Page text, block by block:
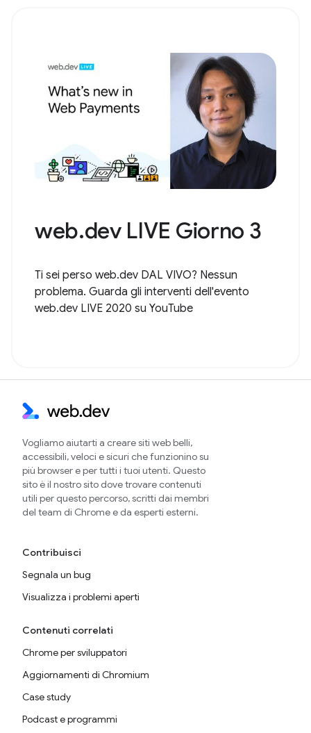
web.dev LIVE Giorno 3
Ti sei perso web.dev DAL VIVO? Nessun
problema. Guarda gli interventi dell'evento
web.dev LIVE 2020 su YouTube
Vogliamo aiutarti a creare siti web belli,
accessibili, veloci e sicuri che funzionino su
più browser e per tutti i tuoi utenti. Questo
sito è il nostro sito dove trovare contenuti
utili per questo percorso, scritti dai membri
del team di Chrome e da esperti esterni.
Contribuisci
Segnala un bug
Visualizza i problemi aperti
Contenuti correlati
Chrome per sviluppatori
Aggiornamenti di Chromium
Case study
Podcast e programmi